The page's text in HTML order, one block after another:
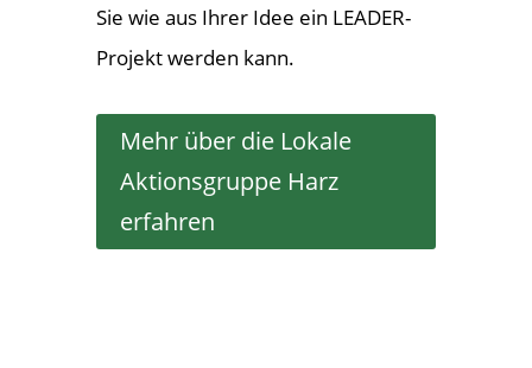
Sie wie aus Ihrer Idee ein LEADER-
Projekt werden kann.
Mehr über die Lokale
Aktionsgruppe Harz
erfahren